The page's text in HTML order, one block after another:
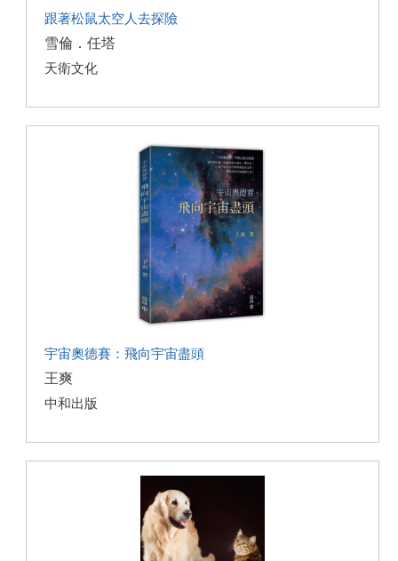
跟著松鼠太空人去探險
雪倫．任塔
天衛文化
宇宙奧德賽：飛向宇宙盡頭
王爽
中和出版